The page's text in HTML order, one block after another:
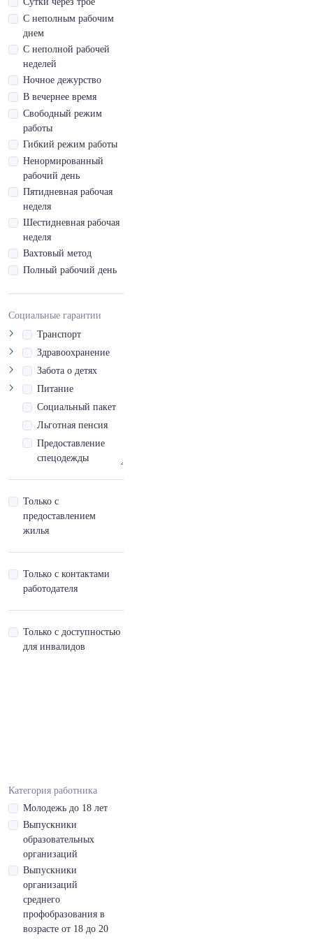
Водительское
удостоверение кат.
D1
Водительское
удостоверение кат.
D1E
Водительское
удостоверение кат.
DE
Водительское
удостоверение кат.
E
Водительское
удостоверение кат.
M
Водительское
удостоверение кат.
Tb
Tm
Высококвалифицированный
Вьетнамский,базовый
- A
Вьетнамский,продвинутый
Вьетнамский,продвинутый
- С,готовность пройти
собеседование
Вьетнамский,продвинутый
- С,синхронный перевод
- С,чтение
профессиональной
Вьетнамский,средний
- B,чтение
профессиональной
литературы
Дисциплинированность
Допуск на
перевозку
С неполным рабочим
днем
С неполной рабочей
неделей
Ночное дежурство
В вечернее время
Свободный режим
работы
Гибкий режим работы
Ненормированный
рабочий день
Пятидневная рабочая
неделя
Шестидневная рабочая
неделя
Вахтовый метод
Полный рабочий день
Социальные гарантии
Транспорт
Здравоохранение
Забота о детях
Питание
Социальный пакет
Льготная пенсия
Предоставление
спецодежды
Отпуск за выслугу
лет
отпуск
Только с
предоставлением
жилья
Только с контактами
работодателя
Только с доступностью
для инвалидов
Категория работника
Молодежь до 18 лет
Выпускники
образовательных
организаций
Выпускники
организаций
среднего
профобразования в
возрасте от 18 до 20